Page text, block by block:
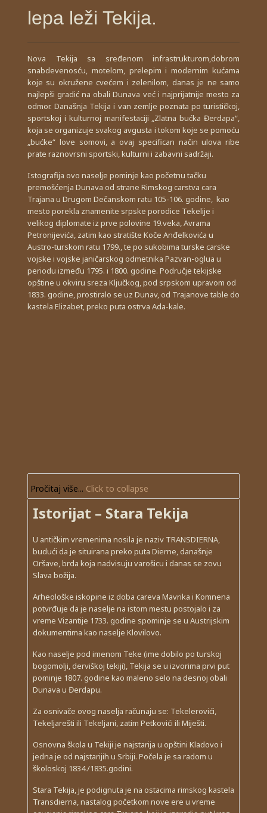
lepa leži Tekija.
Nova Tekija sa sređenom infrastrukturom,dobrom
snabdevenosću, motelom, prelepim i modernim kućama
koje su okružene cvećem i zelenilom, danas je ne samo
najlepši gradić na obali Dunava već i najprijatnije mesto za
odmor.Današnja Tekija i van zemlje poznata po turističkoj,
sportskoj i kulturnoj manifestaciji „Zlatna bućka Đerdapa“,
koja se organizuje svakog avgusta i tokom koje se pomoću
„bućke“ love somovi, a ovaj specifican način ulova ribe
prate raznovrsni sportski, kulturni i zabavni sadržaji.
Istografija ovo naselje pominje kao početnu tačku
premošćenja Dunava od strane Rimskog carstva cara
Trajana u Drugom Dečanskom ratu 105-106. godine, kao
mesto porekla znamenite srpske porodice Tekelije i
velikog diplomate iz prve polovine 19.veka, Avrama
Petronijevića, zatim kao stratište Koče Anđelkovića u
Austro-turskom ratu 1799., te po sukobima turske carske
vojske i vojske janičarskog odmetnika Pazvan-oglua u
periodu između 1795. i 1800. godine. Područje tekijske
opštine u okviru sreza Ključkog, pod srpskom upravom od
1833. godine, prostiralo se uz Dunav, od Trajanove table do
kastela Elizabet, preko puta ostrva Ada-kale.
Pročitaj više... Click to collapse
Istorijat – Stara Tekija
U antičkim vremenima nosila je naziv TRANSDIERNA,
budući da je situirana preko puta Dierne, današnje
Oršave, brda koja nadvisuju varošicu i danas se zovu
Slava božija.
Arheološke iskopine iz doba careva Mavrika i Komnena
potvrđuje da je naselje na istom mestu postojalo i za
vreme Vizantije 1733. godine spominje se u Austrijskim
dokumentima kao naselje Klovilovo.
Kao naselje pod imenom Teke (ime dobilo po turskoj
bogomolji, derviškoj tekiji), Tekija se u izvorima prvi put
pominje 1807. godine kao maleno selo na desnoj obali
Dunava u Đerdapu.
Za osnivače ovog naselja računaju se: Tekelerovići,
Tekeljarešti ili Tekeljani, zatim Petkovići ili Miješti.
Osnovna škola u Tekiji je najstarija u opštini Kladovo i
jedna je od najstarijih u Srbiji. Počela je sa radom u
školoskoj 1834./1835.godini.
Stara Tekija, je podignuta je na ostacima rimskog kastela
Transdierna, nastalog početkom nove ere u vreme